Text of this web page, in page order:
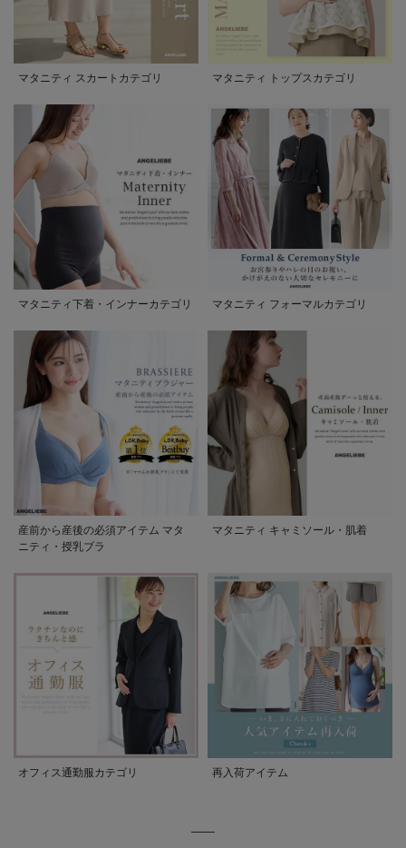
マタニティ スカートカテゴリ マタニティ トップスカテゴリ
マタニティ下着・インナーカテゴリ マタニティ フォーマルカテゴリ
産前から産後の必須アイテム マタ
ニティ・授乳ブラ
マタニティ キャミソール・肌着
オフィス通勤服カテゴリ 再入荷アイテム